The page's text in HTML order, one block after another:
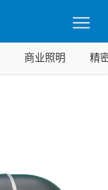
商业照明 精